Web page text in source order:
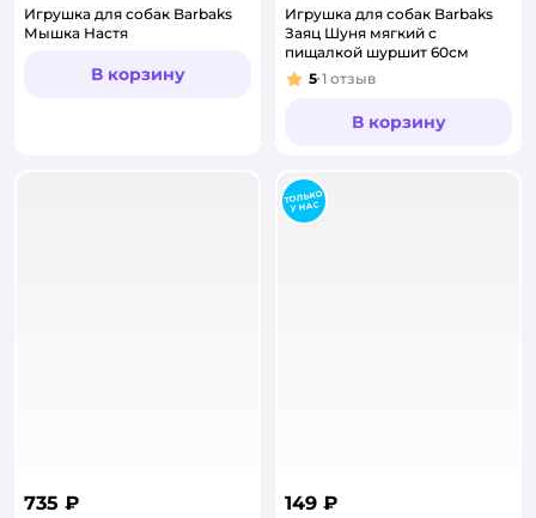
Игрушка для собак Barbaks
Мышка Настя
В корзину
Игрушка для собак Barbaks
Заяц Шуня мягкий с
пищалкой шуршит 60см
Рейтинг:
5 1 отзыв
В корзину
735 ₽ 149 ₽